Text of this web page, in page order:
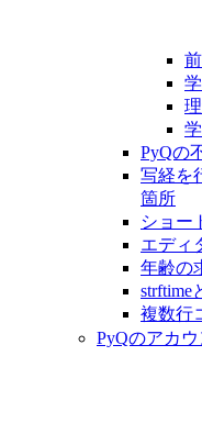
PyQの
写経を
箇所
ショー
エディ
年齢の
strftime
複数行
PyQのアカ